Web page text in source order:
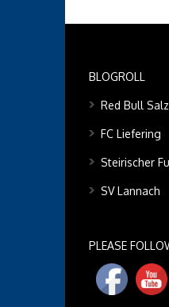
BLOGROLL
Red Bull
FC Liefering
Steirischer
SV Lannach
PLEASE